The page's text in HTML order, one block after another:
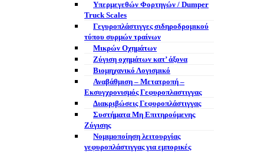
Υπερμεγεθών Φορτηγών / Dumper
Truck Scales
Γεγυροπλάστιγγες σιδηροδρομικού
τύπου συρμών τραίνων
Μικρών Οχημάτων
Ζύγιση οχημάτων κατ’ άξονα
Βιομηχανικό Λογισμικό
Αναβάθμιση – Μετατροπή –
Εκσυγχρονισμός Γεφυροπλαστιγγας
Διακριβώσεις Γεφυροπλάστιγγας
Συστήματα Μη Επιτηρούμενης
Ζύγισης
Νομιμοποίηση λειτουργίας
γεφυροπλάστιγγας για εμπορικές